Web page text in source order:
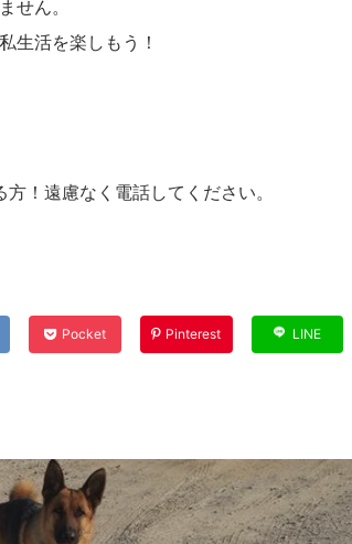
せん。
生活を楽しもう！
！遠慮なく電話してください。
Pocket Pinterest LINE